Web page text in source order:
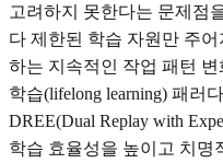
고려하지 못한다는 문제점
다 제한된 학습 자원만 주
하는 지속적인 작업 패턴
학습(lifelong learning) 패러
DREE(Dual Replay with
학습 효율성을 높이고 치명